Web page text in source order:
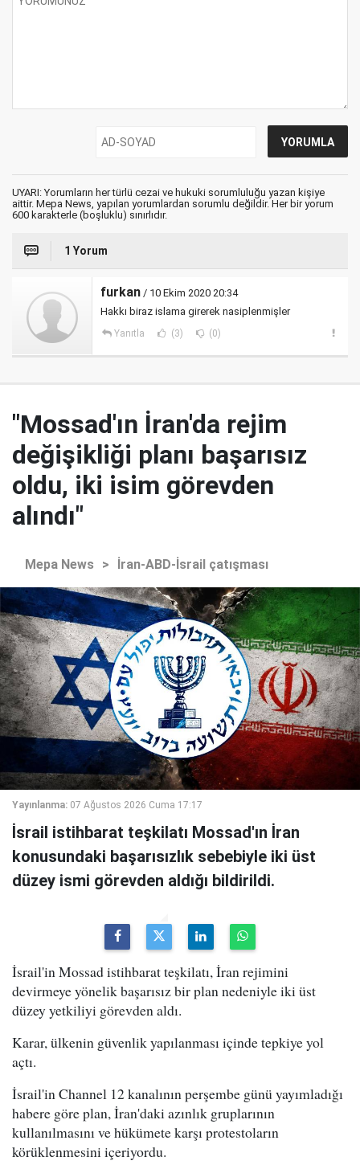
UYARI: Yorumların her türlü cezai ve hukuki sorumluluğu yazan kişiye
aittir. Mepa News, yapılan yorumlardan sorumlu değildir. Her bir yorum
600 karakterle (boşluklu) sınırlıdır.
1 Yorum
furkan / 10 Ekim 2020 20:34
Hakkı biraz islama girerek nasiplenmişler
Yanıtla (3) (0)
"Mossad'ın İran'da rejim
değişikliği planı başarısız
oldu, iki isim görevden
alındı"
Mepa News > İran-ABD-İsrail çatışması
Yayınlanma: 07 Ağustos 2026 Cuma 17:17
İsrail istihbarat teşkilatı Mossad'ın İran
konusundaki başarısızlık sebebiyle iki üst
düzey ismi görevden aldığı bildirildi.
İsrail'in Mossad istihbarat teşkilatı, İran rejimini
devirmeye yönelik başarısız bir plan nedeniyle iki üst
düzey yetkiliyi görevden aldı.
Karar, ülkenin güvenlik yapılanması içinde tepkiye yol
açtı.
İsrail'in Channel 12 kanalının perşembe günü yayımladığı
habere göre plan, İran'daki azınlık gruplarının
kullanılmasını ve hükümete karşı protestoların
körüklenmesini içeriyordu.